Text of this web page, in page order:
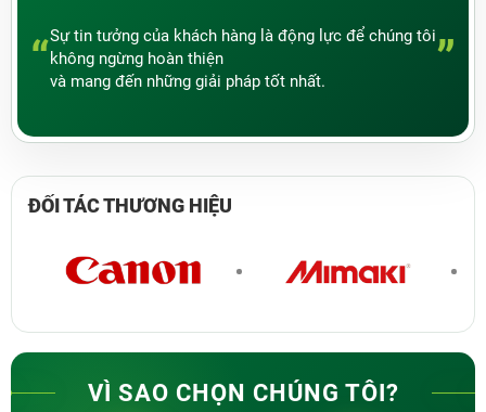
tại Thành Đạt
Máy đóng lò xo Bosser CB-570là một dòng sản
khách đang có nhu cầumua máy đóng lò xo nhựa
Bosser CB-570 chính hãngvới mức giá siêu mềm
hãy liên hệ ngay với Công ty Thành Đạt
chúng tôi chuyên cung cấp các giải pháp in ấn cho
tại Thành Đạt cam kết các dòng máy được nhập
Thành Đạtđang có mức giá ưu đãi chỉ3.600.000đ -
“Sự tin tưởng của khách hàng là động lực để chúng tôi
không ngừng hoàn thiện
và mang đến những giải pháp tốt nhất.
”
ĐỐI TÁCTHƯƠNG HIỆU
VÌ SAO CHỌN CHÚNG TÔI?